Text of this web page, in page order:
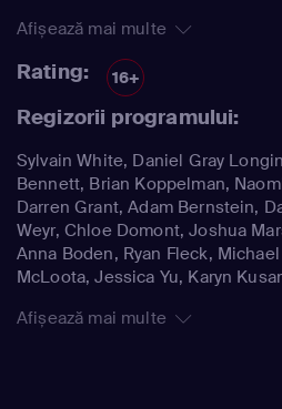
Afișează mai multe
Rating: 16+
Regizorii programului:
Sylvain White, Daniel Gray
Bennett, Brian Koppelman,
Darren Grant, Adam Bernstein,
Weyr, Chloe Domont, Joshua
Anna Boden, Ryan Fleck,
McLoota, Jessica Yu, Karyn
Afișează mai multe